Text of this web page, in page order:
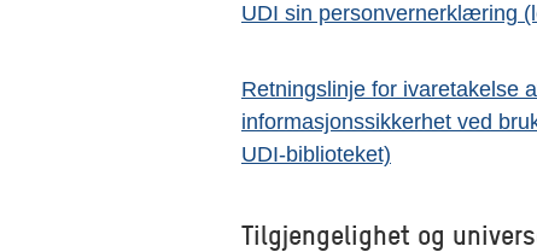
UDI sin personvernerklæring
Retningslinje for ivaretakelse
informasjonssikkerhet ved
UDI-biblioteket)
Tilgjengelighet og